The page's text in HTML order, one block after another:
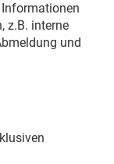
Informationen
z.B. interne
und